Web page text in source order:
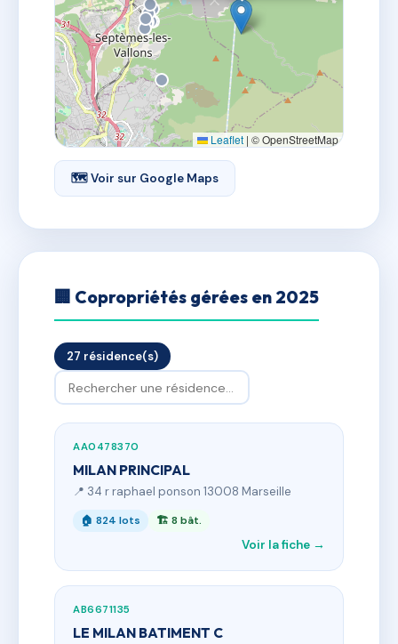
Leaflet | © OpenStreetMap
🗺 Voir sur Google Maps
🏢 Copropriétés gérées en 2025
27 résidence(s)
AA0478370
MILAN PRINCIPAL
📍 34 r raphael ponson 13008 Marseille
🏠 824 lots 🏗 8 bât.
Voir la fiche →
AB6671135
LE MILAN BATIMENT C